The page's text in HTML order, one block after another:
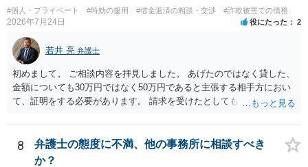
#個人・プライベート #時効の援用 #借金返済の相談・交渉 #詐欺被害での債務
2026年7月24日 役にたった 2
若井 亮 弁護士
初めまして。 ご相談内容を拝見しました。 あげたのではなく貸した、
金額についても30万円ではなく50万円であると主張する相手方におい
て、証明をする必要があります。 請求を受けたとしても、もらったも
れることになるでしょう。 請求があるまでは、こちらからアクション
を起こす必要はないかと思います。
8
弁護士の態度に不満、他の事務所に相談すべき
か？